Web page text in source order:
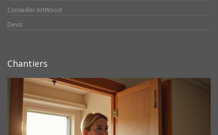
Conseiller ArtWood
Devis
Chantiers